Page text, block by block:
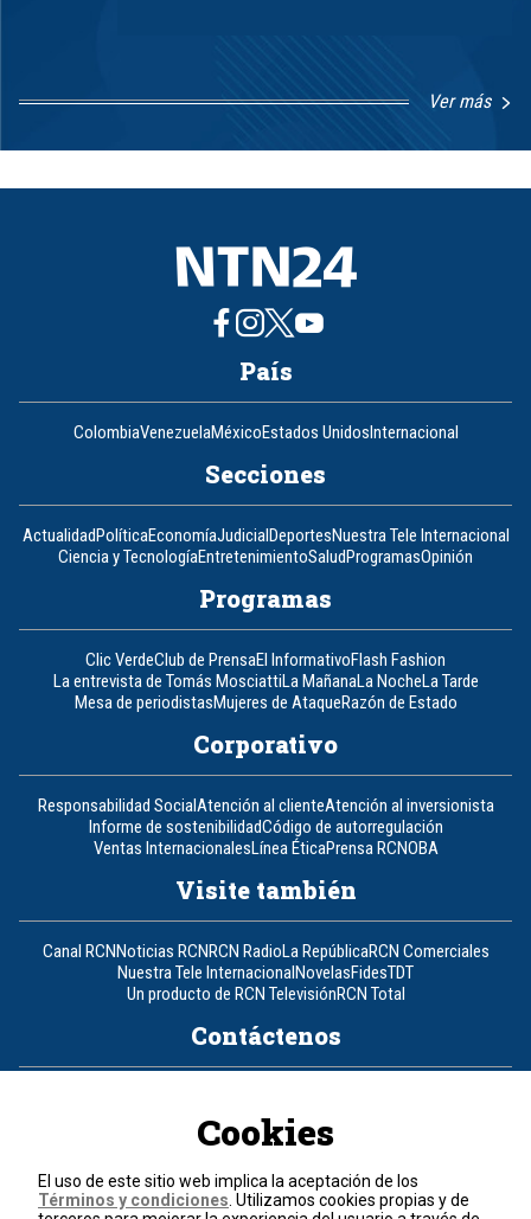
Ver más
1
8
País
ColombiaVenezuelaMéxicoEstados UnidosInternacional
Secciones
ActualidadPolíticaEconomíaJudicialDeportesNuestra Tele Internacional
Ciencia y TecnologíaEntretenimientoSaludProgramasOpinión
Programas
Clic VerdeClub de PrensaEl InformativoFlash Fashion
La entrevista de Tomás MosciattiLa MañanaLa NocheLa Tarde
Mesa de periodistasMujeres de AtaqueRazón de Estado
Corporativo
Responsabilidad SocialAtención al clienteAtención al inversionista
Informe de sostenibilidadCódigo de autorregulación
Ventas InternacionalesLínea ÉticaPrensa RCNOBA
Visite también
Canal RCNNoticias RCNRCN RadioLa RepúblicaRCN Comerciales
Nuestra Tele InternacionalNovelasFidesTDT
Un producto de RCN TelevisiónRCN Total
Contáctenos
Política de cookies
Términos y condiciones
Cookies
El uso de este sitio web implica la aceptación de los
Términos y condiciones . Utilizamos cookies propias y de